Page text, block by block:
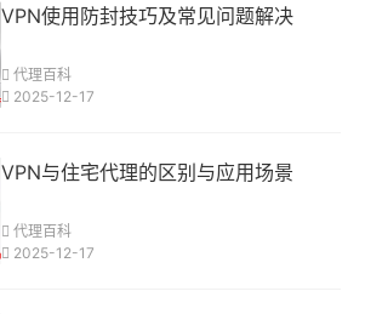
VPN使用防封技巧及常见问题解决
代理百科
2025-12-17
VPN与住宅代理的区别与应用场景
代理百科
2025-12-17